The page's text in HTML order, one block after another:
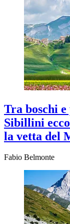
Tra boschi
Sibillini
la vetta del
Fabio Belmonte